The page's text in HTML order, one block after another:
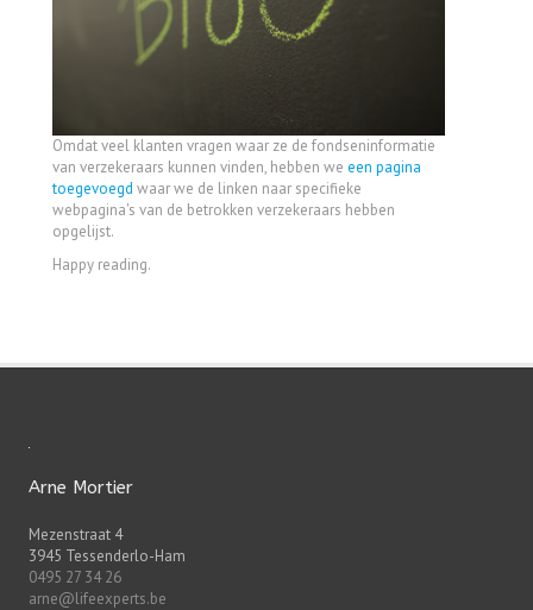
Omdat veel klanten vragen waar ze de fondseninformatie
van verzekeraars kunnen vinden, hebben we een pagina
toegevoegd waar we de linken naar specifieke
webpagina's van de betrokken verzekeraars hebben
opgelijst.
Happy reading.
Arne Mortier
Mezenstraat 4
3945 Tessenderlo-Ham
0495 27 34 26
arne@lifeexperts.be